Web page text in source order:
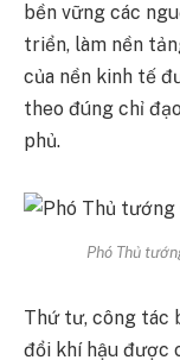
bền vững các
triển, làm nền
của nền kinh tế
theo đúng chỉ
phủ.
Phó Thủ
Thứ tư, công tác
đổi khí hậu được